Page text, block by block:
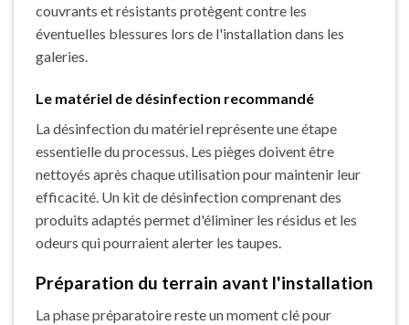
couvrants et résistants protègent contre les
éventuelles blessures lors de l'installation dans les
galeries.
Le matériel de désinfection recommandé
La désinfection du matériel représente une étape
essentielle du processus. Les pièges doivent être
nettoyés après chaque utilisation pour maintenir leur
efficacité. Un kit de désinfection comprenant des
produits adaptés permet d'éliminer les résidus et les
odeurs qui pourraient alerter les taupes.
Préparation du terrain avant l'installation
La phase préparatoire reste un moment clé pour